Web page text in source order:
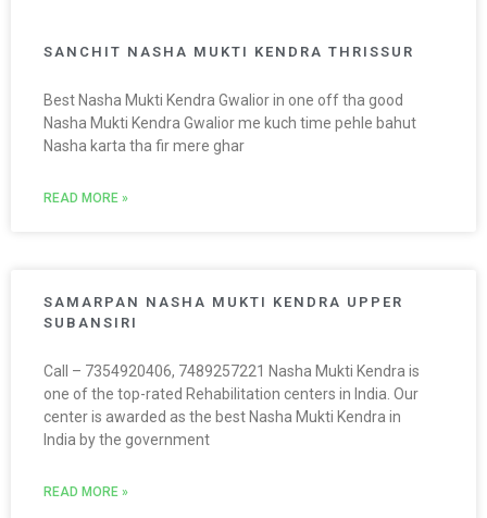
SANCHIT NASHA MUKTI KENDRA THRISSUR
Best Nasha Mukti Kendra Gwalior in one off tha good
Nasha Mukti Kendra Gwalior me kuch time pehle bahut
Nasha karta tha fir mere ghar
READ MORE »
SAMARPAN NASHA MUKTI KENDRA UPPER
SUBANSIRI
Call – 7354920406, 7489257221 Nasha Mukti Kendra is
one of the top-rated Rehabilitation centers in India. Our
center is awarded as the best Nasha Mukti Kendra in
India by the government
READ MORE »